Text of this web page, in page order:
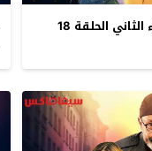
الحلقة 18